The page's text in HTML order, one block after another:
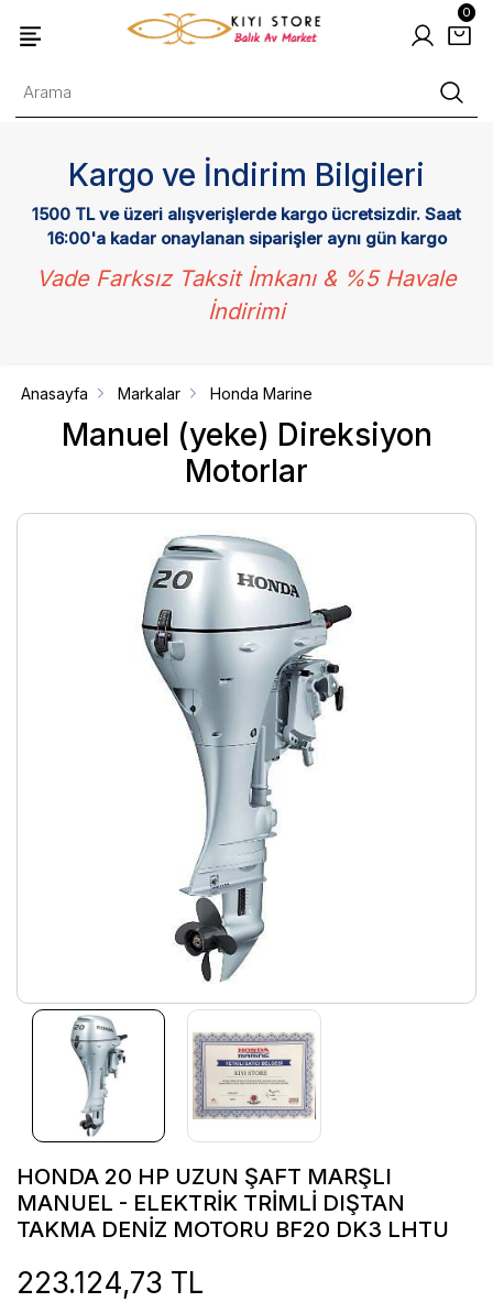
0
Kargo ve İndirim Bilgileri
1500 TL ve üzeri alışverişlerde kargo ücretsizdir. Saat
16:00'a kadar onaylanan siparişler aynı gün kargo
Vade Farksız Taksit İmkanı & %5 Havale
İndirimi
Manuel (yeke) Direksiyon
Motorlar
Anasayfa Markalar Honda Marine
HONDA 20 HP UZUN ŞAFT MARŞLI
MANUEL - ELEKTRİK TRİMLİ DIŞTAN
TAKMA DENİZ MOTORU BF20 DK3 LHTU
223.124,73 TL